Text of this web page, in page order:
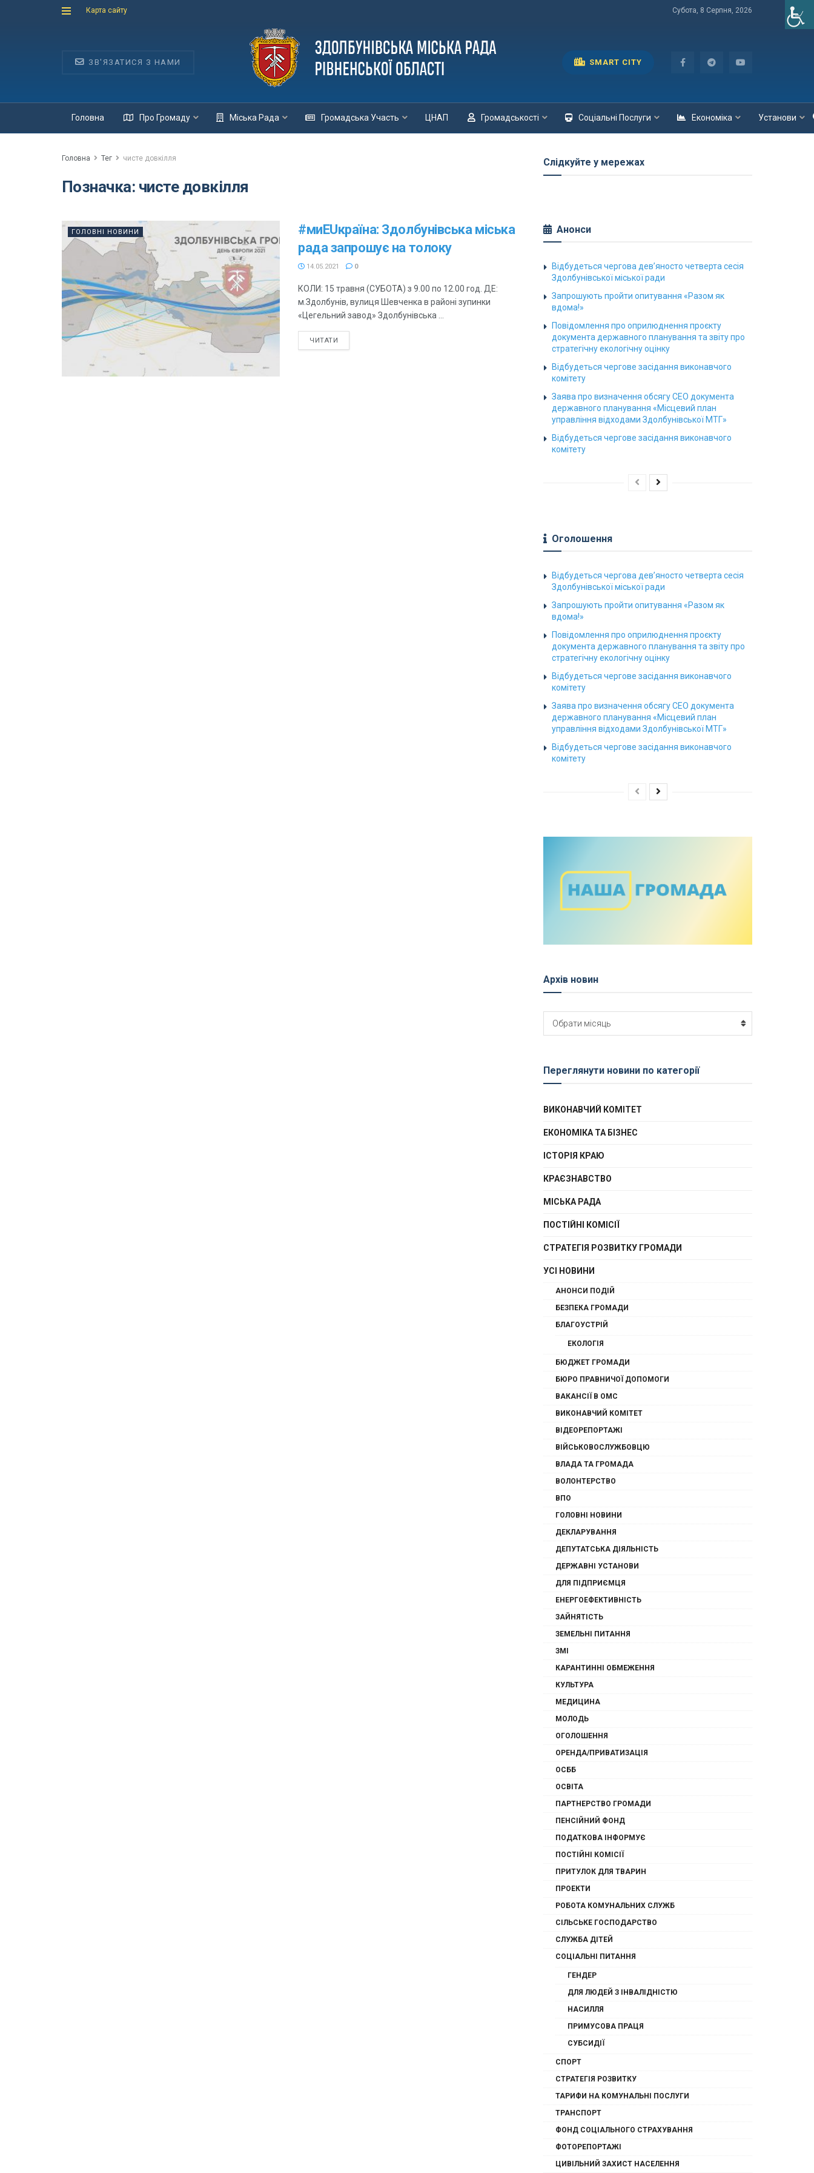
Карта сайту Субота, 8 Серпня, 2026
ЗВ'ЯЗАТИСЯ З НАМИ SMART CITY
Головна Про Громаду Міська Рада Громадська Участь ЦНАП Громадськості Соціальні Послуги Економіка Установи
Головна Тег чисте довкілля
Позначка: чисте довкілля
ГОЛОВНІ НОВИНИ
#миEUкраїна: Здолбунівська міська
рада запрошує на толоку
14.05.2021 0
КОЛИ: 15 травня (СУБОТА) з 9.00 по 12.00 год. ДЕ:
м.Здолбунів, вулиця Шевченка в районі зупинки
«Цегельний завод» Здолбунівська ...
ЧИТАТИ
Слідкуйте у мережах
Анонси
Відбудеться чергова дев’яносто четверта сесія
Здолбунівської міської ради
Запрошують пройти опитування «Разом як
вдома!»
Повідомлення про оприлюднення проєкту
документа державного планування та звіту про
стратегічну екологічну оцінку
Відбудеться чергове засідання виконавчого
комітету
Заява про визначення обсягу СЕО документа
державного планування «Місцевий план
управління відходами Здолбунівської МТГ»
Відбудеться чергове засідання виконавчого
комітету
Оголошення
Відбудеться чергова дев’яносто четверта сесія
Здолбунівської міської ради
Запрошують пройти опитування «Разом як
вдома!»
Повідомлення про оприлюднення проєкту
документа державного планування та звіту про
стратегічну екологічну оцінку
Відбудеться чергове засідання виконавчого
комітету
Заява про визначення обсягу СЕО документа
державного планування «Місцевий план
управління відходами Здолбунівської МТГ»
Відбудеться чергове засідання виконавчого
комітету
Архів новин
Архів
новин
Обрати місяць
Переглянути новини по категорії
ВИКОНАВЧИЙ КОМІТЕТ
ЕКОНОМІКА ТА БІЗНЕС
ІСТОРІЯ КРАЮ
КРАЄЗНАВСТВО
МІСЬКА РАДА
ПОСТІЙНІ КОМІСІЇ
СТРАТЕГІЯ РОЗВИТКУ ГРОМАДИ
УСІ НОВИНИ
АНОНСИ ПОДІЙ
БЕЗПЕКА ГРОМАДИ
БЛАГОУСТРІЙ
ЕКОЛОГІЯ
БЮДЖЕТ ГРОМАДИ
БЮРО ПРАВНИЧОЇ ДОПОМОГИ
ВАКАНСІЇ В ОМС
ВИКОНАВЧИЙ КОМІТЕТ
ВІДЕОРЕПОРТАЖІ
ВІЙСЬКОВОСЛУЖБОВЦЮ
ВЛАДА ТА ГРОМАДА
ВОЛОНТЕРСТВО
ВПО
ГОЛОВНІ НОВИНИ
ДЕКЛАРУВАННЯ
ДЕПУТАТСЬКА ДІЯЛЬНІСТЬ
ДЕРЖАВНІ УСТАНОВИ
ДЛЯ ПІДПРИЄМЦЯ
ЕНЕРГОЕФЕКТИВНІСТЬ
ЗАЙНЯТІСТЬ
ЗЕМЕЛЬНІ ПИТАННЯ
ЗМІ
КАРАНТИННІ ОБМЕЖЕННЯ
КУЛЬТУРА
МЕДИЦИНА
МОЛОДЬ
ОГОЛОШЕННЯ
ОРЕНДА/ПРИВАТИЗАЦІЯ
ОСББ
ОСВІТА
ПАРТНЕРСТВО ГРОМАДИ
ПЕНСІЙНИЙ ФОНД
ПОДАТКОВА ІНФОРМУЄ
ПОСТІЙНІ КОМІСІЇ
ПРИТУЛОК ДЛЯ ТВАРИН
ПРОЕКТИ
РОБОТА КОМУНАЛЬНИХ СЛУЖБ
СІЛЬСЬКЕ ГОСПОДАРСТВО
СЛУЖБА ДІТЕЙ
СОЦІАЛЬНІ ПИТАННЯ
ГЕНДЕР
ДЛЯ ЛЮДЕЙ З ІНВАЛІДНІСТЮ
НАСИЛЛЯ
ПРИМУСОВА ПРАЦЯ
СУБСИДІЇ
СПОРТ
СТРАТЕГІЯ РОЗВИТКУ
ТАРИФИ НА КОМУНАЛЬНІ ПОСЛУГИ
ТРАНСПОРТ
ФОНД СОЦІАЛЬНОГО СТРАХУВАННЯ
ФОТОРЕПОРТАЖІ
ЦИВІЛЬНИЙ ЗАХИСТ НАСЕЛЕННЯ